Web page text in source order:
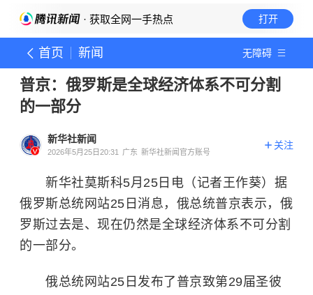
· 获取全网一手热点 打开
首页 新闻 无障碍
普京：俄罗斯是全球经济体系不可分割
的一部分
新华社新闻
2026年5月25日20:31 广东 新华社新闻官方账号
关注
新华社莫斯科5月25日电（记者王作葵）据
俄罗斯总统网站25日消息，俄总统普京表示，俄
罗斯过去是、现在仍然是全球经济体系不可分割
的一部分。
俄总统网站25日发布了普京致第29届圣彼